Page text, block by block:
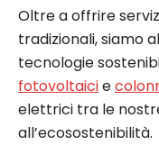
Oltre a offrire
tradizionali, siamo
tecnologie
fotovoltaicie
elettrici tra le
all’ecosostenibilità.